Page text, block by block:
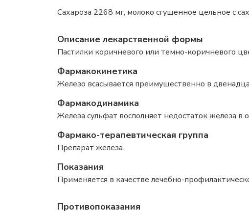
Сахароза 2268 мг, молоко сгущенное цельное с
Описание лекарственной формы
Пастилки коричневого или темно-коричневого
Фармакокинетика
Железо всасывается преимущественно в
Фармакодинамика
Железа сульфат восполняет недостаток железа в
Фармако-терапевтическая группа
Препарат железа.
Показания
Применяется в качестве лечебно-
Противопоказания